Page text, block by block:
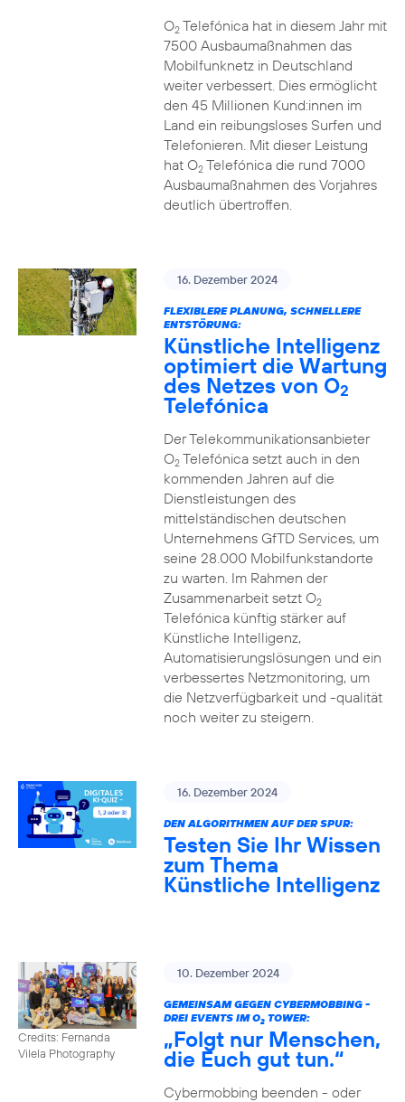
O2Telefónica hat in diesem Jahr mit
7500 Ausbaumaßnahmen das
Mobilfunknetz in Deutschland
weiter verbessert. Dies ermöglicht
den 45 Millionen Kund:innen im
Land ein reibungsloses Surfen und
Telefonieren. Mit dieser Leistung
hat O2Telefónica die rund 7000
Ausbaumaßnahmen des Vorjahres
deutlich übertroffen.
16. Dezember 2024
FLEXIBLERE PLANUNG, SCHNELLERE
ENTSTÖRUNG:
Künstliche Intelligenz
optimiert die Wartung
des Netzes von O2
Telefónica
Der Telekommunikationsanbieter
O2Telefónica setzt auch in den
kommenden Jahren auf die
Dienstleistungen des
mittelständischen deutschen
Unternehmens GfTD Services, um
seine 28.000 Mobilfunkstandorte
zu warten. Im Rahmen der
Zusammenarbeit setzt O2
Telefónica künftig stärker auf
Künstliche Intelligenz,
Automatisierungslösungen und ein
verbessertes Netzmonitoring, um
die Netzverfügbarkeit und -qualität
noch weiter zu steigern.
16. Dezember 2024
DEN ALGORITHMEN AUF DER SPUR:
Testen Sie Ihr Wissen
zum Thema
Künstliche Intelligenz
Credits: Fernanda
Vilela Photography
10. Dezember 2024
GEMEINSAM GEGEN CYBERMOBBING -
DREI EVENTS IM O2TOWER:
„Folgt nur Menschen,
die Euch gut tun.“
Cybermobbing beenden - oder